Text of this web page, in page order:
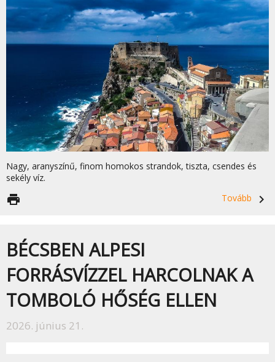
Nagy, aranyszínű, finom homokos strandok, tiszta, csendes és
sekély víz.
Tovább
navigate_next
print
BÉCSBEN ALPESI
FORRÁSVÍZZEL HARCOLNAK A
TOMBOLÓ HŐSÉG ELLEN
2026. június 21.